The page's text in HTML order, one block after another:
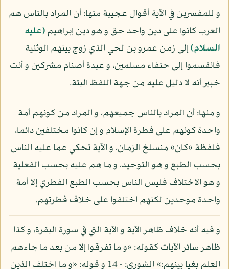
و للمفسرين في الآية أقوال عجيبة منها: أن المراد بالناس هم
العرب كانوا على دين واحد حق و هو دين إبراهيم(عليه
السلام)إلى زمن عمرو بن لحي الذي زوج بينهم الوثنية
فانقسموا إلى حنفاء مسلمين، و عبدة أصنام مشركين و أنت
خبير أنه لا دليل عليه من جهة اللفظ البتة.
و منها: أن المراد بالناس جميعهم، و المراد من كونهم أمة
واحدة كونهم على فطرة الإسلام و إن كانوا مختلفين دائما،
فلفظة «كان» منسلخ الزمان، و الآية تحكي عما عليه الناس
بحسب الطبع و هو التوحيد، و ما هم عليه بحسب الفعلية
و هو الاختلاف فليس الناس بحسب الطبع الفطري إلا أمة
واحدة موحدين لكنهم اختلفوا على خلاف فطرتهم.
و فيه أنه خلاف ظاهر الآية و الآية التي في سورة البقرة، و كذا
ظاهر سائر الآيات كقوله: «و ما تفرقوا إلا من بعد ما جاءهم
العلم بغيا بينهم:» الشورى: - 14 و قوله: «و ما اختلف الذين